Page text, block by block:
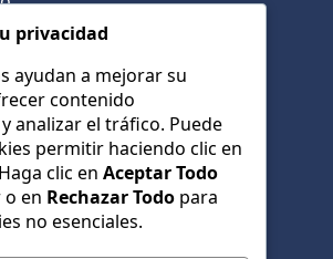
previa
y WhatsApp 24/7
74
74
privacidad
ayudan a mejorar su
contenido
analizar el tráfico. Puede
permitir haciendo clic en
clic en Aceptar Todo
en Rechazar Todo para
no esenciales.